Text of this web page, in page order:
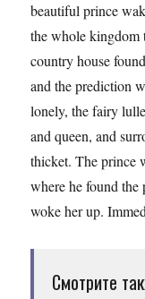
beautiful prince
the whole kingdom
country house
and the prediction
lonely, the fairy
and queen, and
thicket. The prince
where he found the
woke her up.
Смотрите